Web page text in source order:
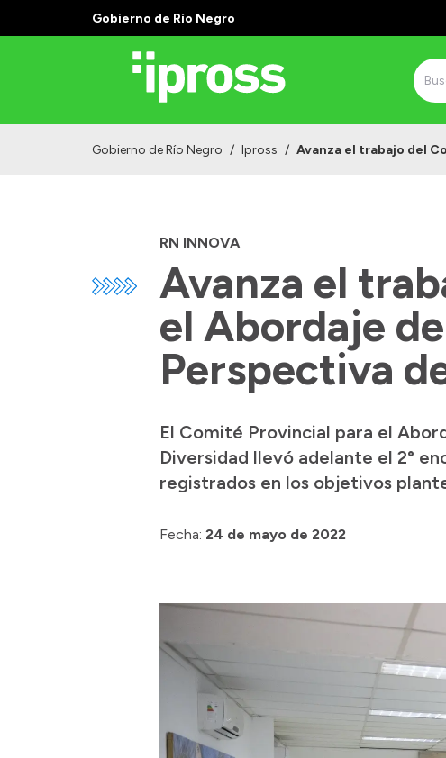
Gobierno de Río Negro
Gobierno de Río Negro / Ipross / Avanza el trabajo del
RN INNOVA
Avanza el
el Abordaje
Perspectiva
El Comité Provincial para el
Diversidad llevó adelante el 2°
registrados en los objetivos
Fecha: 24 de mayo de 2022